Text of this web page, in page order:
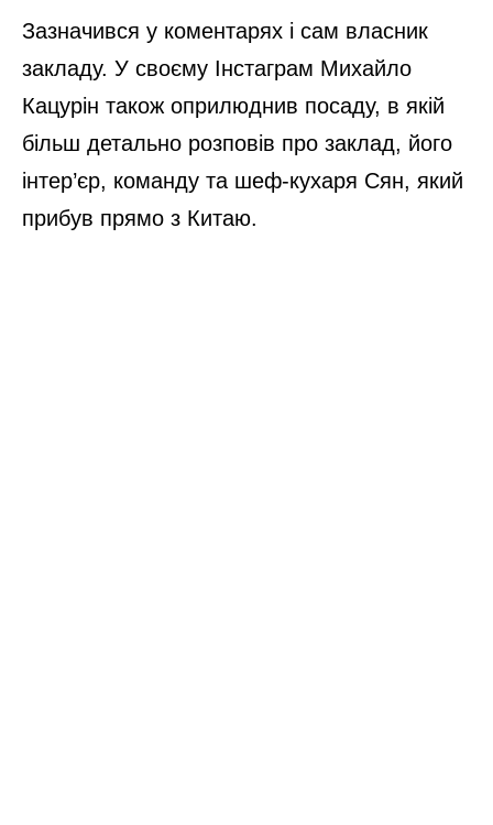
Зазначився у коментарях і сам власник
закладу. У своєму Інстаграм Михайло
Кацурін також оприлюднив посаду, в якій
більш детально розповів про заклад, його
інтер’єр, команду та шеф-кухаря Сян, який
прибув прямо з Китаю.